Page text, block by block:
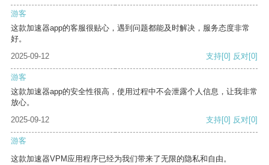
游客
这款加速器app的客服很贴心，遇到问题都能及时解决，服务态度非常
好。
2025-09-12
支持[0] 反对[0]
游客
这款加速器app的安全性很高，使用过程中不会泄露个人信息，让我非常
放心。
2025-09-12
支持[0] 反对[0]
游客
这款加速器VPM应用程序已经为我们带来了无限的隐私和自由。